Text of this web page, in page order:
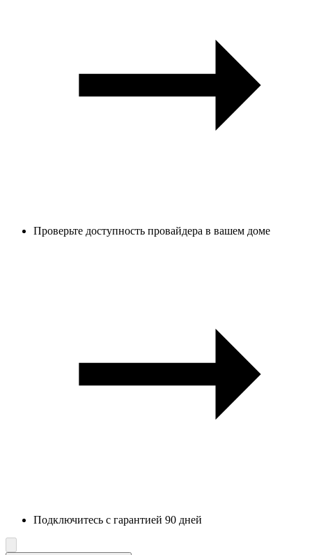
Проверьте доступность провайдера в вашем доме
Подключитесь с гарантией 90 дней